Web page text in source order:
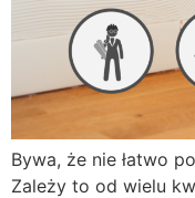
Bywa, że nie łatwo
Zależy to od wielu